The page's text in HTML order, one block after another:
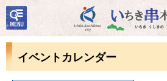
いちき串木野市
検
索・
共通
ューイベントカレンダー